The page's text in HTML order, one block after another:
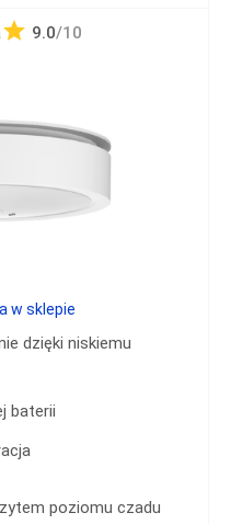
9.0/10
dzięki niskiemu
baterii
poziomu czadu
w sklepie